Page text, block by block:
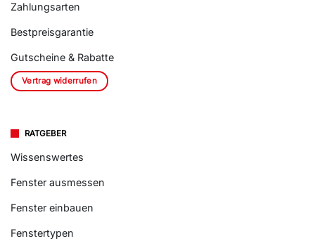
Zahlungsarten
Bestpreisgarantie
Gutscheine & Rabatte
Vertrag widerrufen
RATGEBER
Wissenswertes
Fenster ausmessen
Fenster einbauen
Fenstertypen